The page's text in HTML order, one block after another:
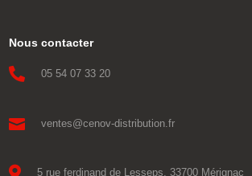
Nous contacter
 05 54 07 33 20
 ventes@cenov-distribution.fr
5 rue ferdinand de Lesseps, 33700 Mérignac